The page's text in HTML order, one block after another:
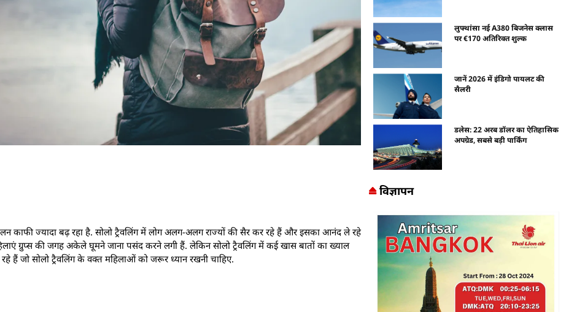
काफी ज्यादा बढ़ रहा है. सोलो ट्रैवलिंग में लोग अलग-अलग राज्यों की सैर कर रहे हैं और इसका आनंद ले रहे
ग्रुप्स की जगह अकेले घूमने जाना पसंद करने लगी हैं. लेकिन सोलो ट्रैवलिंग में कई खास बातों का ख्याल
हैं जो सोलो ट्रैवलिंग के वक्त महिलाओं को जरूर ध्यान रखनी चाहिए.
लुफ्थांसा नई A380 बिजनेस क्लास
पर €170 अतिरिक्त शुल्क
जानें 2026 में इंडिगो पायलट की
सैलरी
डलेस: 22 अरब डॉलर का ऐतिहासिक
अपग्रेड, सबसे बड़ी पार्किंग
विज्ञापन